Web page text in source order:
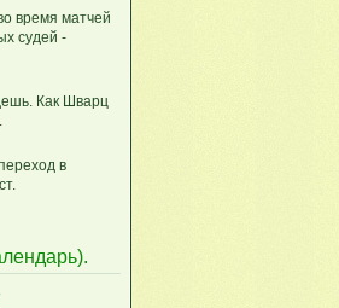
время матчей
судей -
Как Шварц
в
).